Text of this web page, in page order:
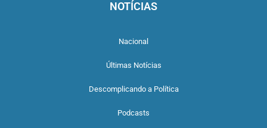
NOTÍCIAS
Nacional
Últimas Notícias
Descomplicando a Política
Podcasts